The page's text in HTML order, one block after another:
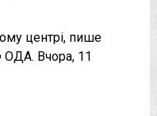
центрі, пише
ОДА. Вчора, 11